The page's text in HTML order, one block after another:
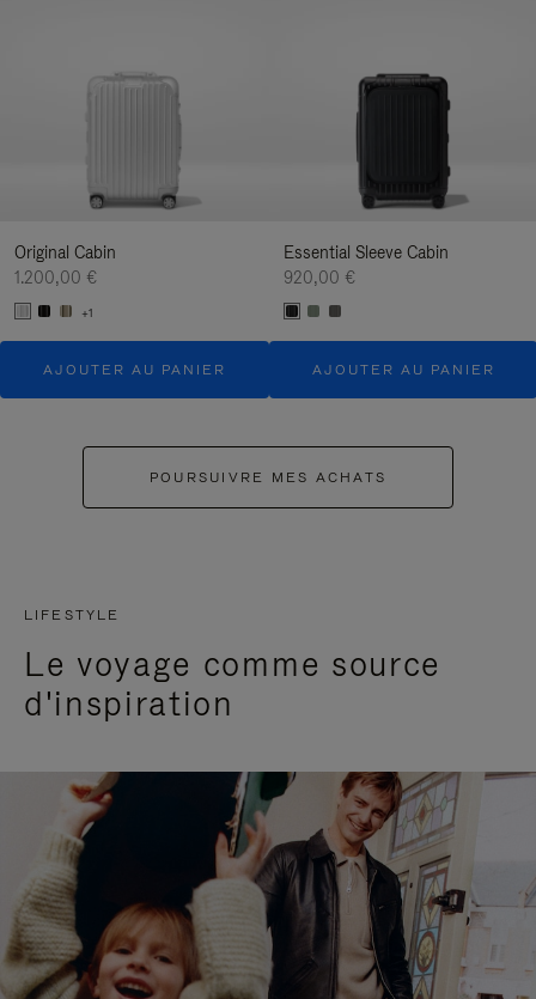
Original Cabin
1.200,00 €
+1
AJOUTER AU PANIER
Essential Sleeve Cabin
920,00 €
AJOUTER AU PANIER
POURSUIVRE MES ACHATS
LIFESTYLE
Le voyage comme source
d'inspiration